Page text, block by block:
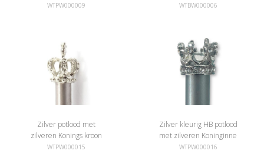
WTPW000009 WTBW000006
Zilver potlood met
zilveren Konings kroon
WTPW000015
Zilver kleurig HB potlood
met zilveren Koninginne
kroon
WTPW000016